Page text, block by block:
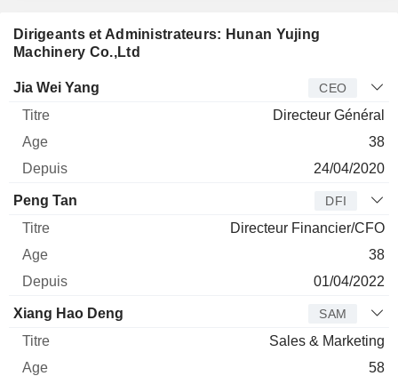
Dirigeants et Administrateurs: Hunan Yujing
Machinery Co.,Ltd
Dirigeant Titre
Jia Wei Yang CEO
Directeur Général
38
24/04/2020
Peng Tan DFI
Directeur Financier/CFO
38
01/04/2022
Xiang Hao Deng SAM
Sales & Marketing
58